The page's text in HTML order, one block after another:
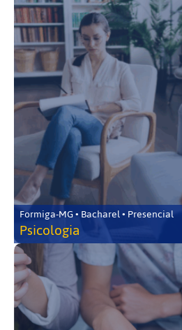
Formiga-MG • Bacharel • Presencial
Psicologia